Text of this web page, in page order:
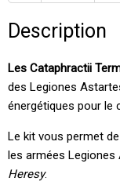
Description
Les Cataphractii
des Legiones
énergétiques pour le
Le kit vous permet
les armées Legiones
Heresy.